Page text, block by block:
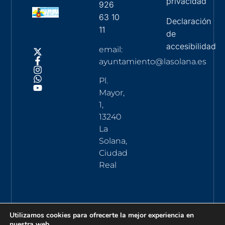
926
63 10
11
email:
ayuntamiento@lasolana.es
Pl.
Mayor,
1,
13240
La
Solana,
Ciudad
Real
Declaración
de
accesibilidad
Utilizamos cookies para ofrecerte la mejor experiencia en